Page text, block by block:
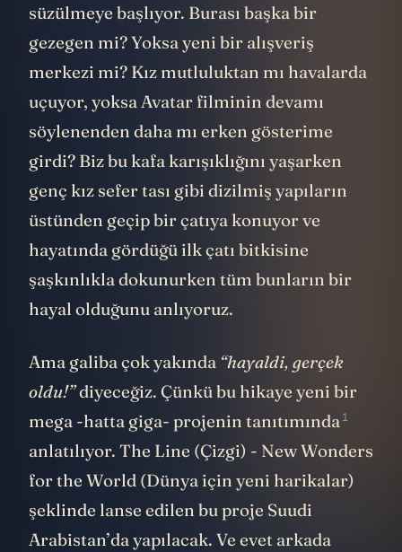
süzülmeye başlıyor. Burası başka bir
gezegen mi? Yoksa yeni bir alışveriş
merkezi mi? Kız mutluluktan mı havalarda
uçuyor, yoksa Avatar filminin devamı
söylenenden daha mı erken gösterime
girdi? Biz bu kafa karışıklığını yaşarken
genç kız sefer tası gibi dizilmiş yapıların
üstünden geçip bir çatıya konuyor ve
hayatında gördüğü ilk çatı bitkisine
şaşkınlıkla dokunurken tüm bunların bir
hayal olduğunu anlıyoruz.
Ama galiba çok yakında “hayaldi, gerçek
oldu!”diyeceğiz. Çünkü bu hikaye yeni bir
mega -hatta giga- projenin tanıtımında1
anlatılıyor. The Line (Çizgi) - New Wonders
for the World (Dünya için yeni harikalar)
şeklinde lanse edilen bu proje Suudi
Arabistan’da yapılacak. Ve evet arkada